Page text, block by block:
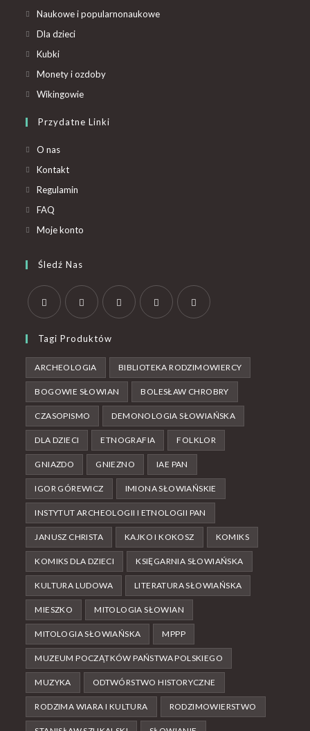
Naukowe i popularnonaukowe
Dla dzieci
Kubki
Monety i ozdoby
Wikingowie
Przydatne Linki
O nas
Kontakt
Regulamin
FAQ
Moje konto
Śledź Nas
Tagi Produktów
ARCHEOLOGIA BIBLIOTEKA RODZIMOWIERCY
BOGOWIE SŁOWIAN BOLESŁAW CHROBRY
CZASOPISMO DEMONOLOGIA SŁOWIAŃSKA
DLA DZIECI ETNOGRAFIA FOLKLOR
GNIAZDO GNIEZNO IAE PAN
IGOR GÓREWICZ IMIONA SŁOWIAŃSKIE
INSTYTUT ARCHEOLOGII I ETNOLOGII PAN
JANUSZ CHRISTA KAJKO I KOKOSZ KOMIKS
KOMIKS DLA DZIECI KSIĘGARNIA SŁOWIAŃSKA
KULTURA LUDOWA LITERATURA SŁOWIAŃSKA
MIESZKO MITOLOGIA SŁOWIAN
MITOLOGIA SŁOWIAŃSKA MPPP
MUZEUM POCZĄTKÓW PAŃSTWA POLSKIEGO
MUZYKA ODTWÓRSTWO HISTORYCZNE
RODZIMA WIARA I KULTURA RODZIMOWIERSTWO